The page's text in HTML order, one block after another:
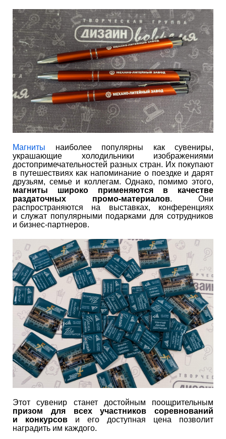
Магниты наиболее популярны как сувениры,
украшающие холодильники изображениями
достопримечательностей разных стран. Их покупают
в путешествиях как напоминание о поездке и дарят
друзьям, семье и коллегам. Однако, помимо этого,
магниты широко применяются в качестве
раздаточных промо-материалов. Они
распространяются на выставках, конференциях
и служат популярными подарками для сотрудников
и бизнес-партнеров.
Этот сувенир станет достойным поощрительным
призом для всех участников соревнований
и конкурсов и его доступная цена позволит
наградить им каждого.